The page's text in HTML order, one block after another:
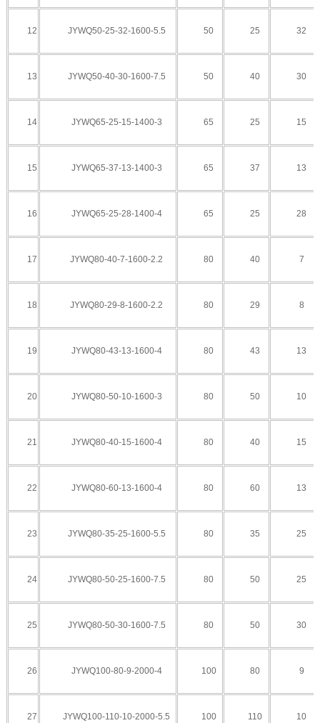
12 JYWQ50-25-32-1600-5.5 50 25 32
13 JYWQ50-40-30-1600-7.5 50 40 30
14 JYWQ65-25-15-1400-3 65 25 15
15 JYWQ65-37-13-1400-3 65 37 13
16 JYWQ65-25-28-1400-4 65 25 28
17 JYWQ80-40-7-1600-2.2 80 40 7
18 JYWQ80-29-8-1600-2.2 80 29 8
19 JYWQ80-43-13-1600-4 80 43 13
20 JYWQ80-50-10-1600-3 80 50 10
21 JYWQ80-40-15-1600-4 80 40 15
22 JYWQ80-60-13-1600-4 80 60 13
23 JYWQ80-35-25-1600-5.5 80 35 25
24 JYWQ80-50-25-1600-7.5 80 50 25
25 JYWQ80-50-30-1600-7.5 80 50 30
26 JYWQ100-80-9-2000-4 100 80 9
27 JYWQ100-110-10-2000-5.5 100 110 10